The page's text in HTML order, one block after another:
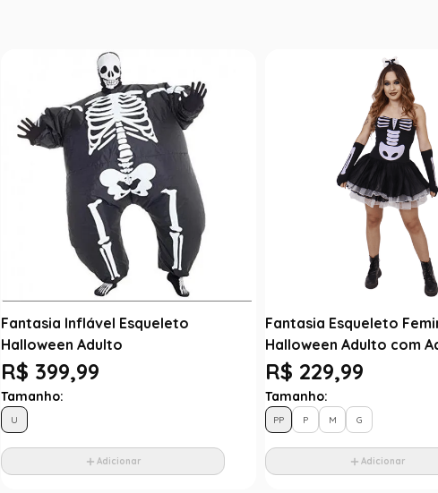
Fantasia Inflável Esqueleto
Halloween Adulto
R$ 399,99
Tamanho:
U
Adicionar
Fantasia Esqueleto
Halloween Adulto com
R$ 229,99
Tamanho:
PP P M G
Adicionar